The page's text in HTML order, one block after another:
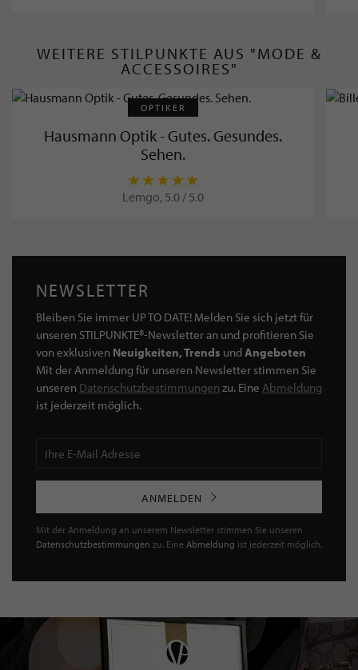
WEITERE STILPUNKTE AUS "MODE &
ACCESSOIRES"
OPTIKER
Hausmann Optik - Gutes. Gesundes.
Sehen.
Lemgo, 5.0 / 5.0
NEWSLETTER
Bleiben Sie immer UP TO DATE! Melden Sie sich jetzt für
unseren STILPUNKTE®-Newsletter an und profitieren Sie
von exklusiven Neuigkeiten, Trends undAngeboten
Mit der Anmeldung für unseren Newsletter stimmen Sie
unseren Datenschutzbestimmungen zu. Eine Abmeldung
ist jederzeit möglich.
ANMELDEN
Mit der Anmeldung an unserem Newsletter stimmen Sie unseren
Datenschutzbestimmungen zu. Eine Abmeldung ist jederzeit möglich.